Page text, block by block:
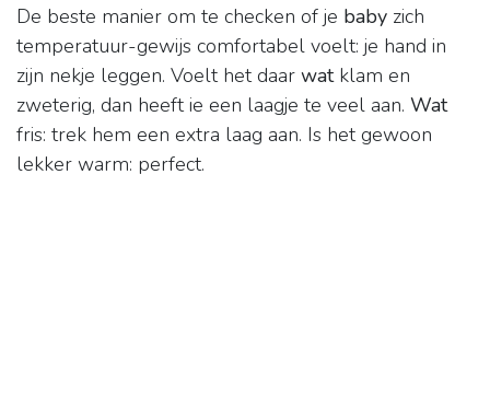
De beste manier om te checken of je baby zich
temperatuur-gewijs comfortabel voelt: je hand in
zijn nekje leggen. Voelt het daar watklam en
zweterig, dan heeft ie een laagje te veel aan. Wat
fris: trek hem een extra laag aan. Is het gewoon
lekker warm: perfect.